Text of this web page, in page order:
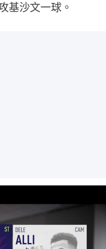
基沙文一球。